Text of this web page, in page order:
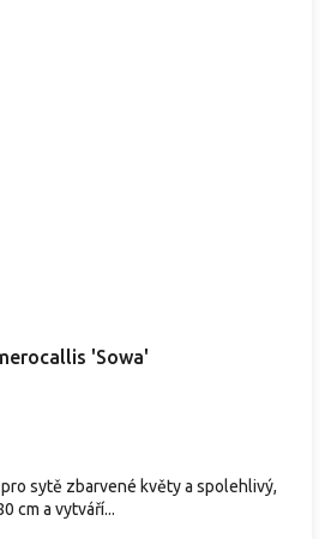
'Sowa'
sytě zbarvené květy a spolehlivý,
cm a vytváří...